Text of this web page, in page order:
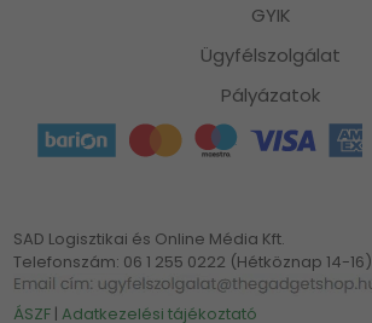
GYIK
Ügyfélszolgálat
Pályázatok
SAD Logisztikai és Online Média Kft.
Telefonszám: 06 1 255 0222 (Hétköznap 14-16)
ÁSZF |Adatkezelési tájékoztató